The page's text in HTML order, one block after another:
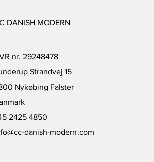
DANISH MODERN
nr. 29248478
Strandvej 15
Nykøbing Falster
2425 4850
danish-modern.com